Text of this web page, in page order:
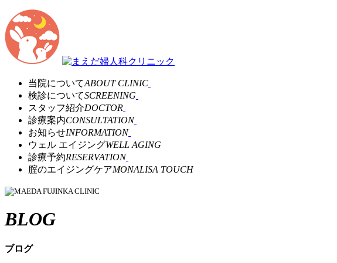
当院についてABOUT CLINIC
検診についてSCREENING
スタッフ紹介DOCTOR
診療案内CONSULTATION
お知らせINFORMATION
ウェル エイジングWELL AGING
診療予約RESERVATION
腟のエイジングケアMONALISA TOUCH
BLOG
ブログ